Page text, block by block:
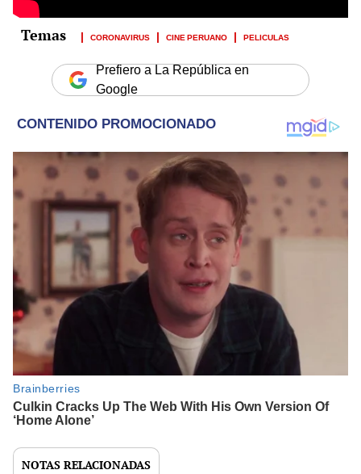
CORONAVIRUS CINE PERUANO PELICULAS
Prefiero a La República en
Google
NOTAS RELACIONADAS